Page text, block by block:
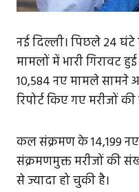
नई दिल्ली। पिछले 24
मामलों में भारी गिरावट
10,584 नए मामले
रिपोर्ट किए गए मरीजों
कल संक्रमण के 14,199
संक्रमणमुक्त मरीजों की
से ज्यादा हो चुकी है।